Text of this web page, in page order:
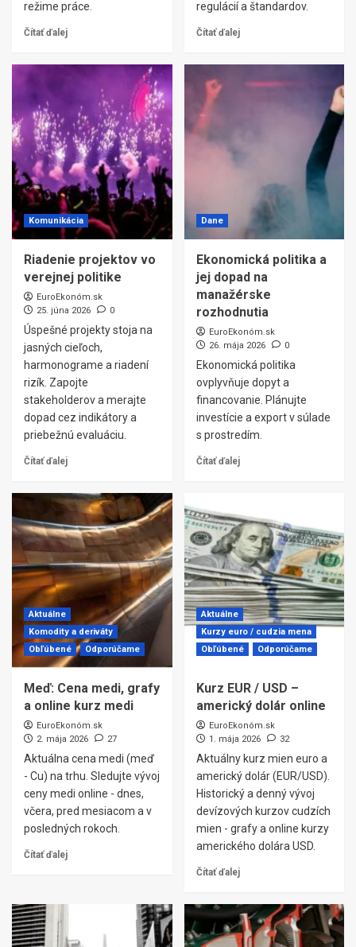
režime práce.
Čítať ďalej
regulácií a štandardov.
Čítať ďalej
Komunikácia
Riadenie projektov vo
verejnej politike
EuroEkonóm.sk
25. júna 2026
0
Úspešné projekty stoja na
jasných cieľoch,
harmonograme a riadení
rizík. Zapojte
stakeholderov a merajte
dopad cez indikátory a
priebežnú evaluáciu.
Čítať ďalej
Dane
Ekonomická politika a
jej dopad na
manažérske
rozhodnutia
EuroEkonóm.sk
26. mája 2026
0
Ekonomická politika
ovplyvňuje dopyt a
financovanie. Plánujte
investície a export v súlade
s prostredím.
Čítať ďalej
Aktuálne
Komodity a deriváty
Obľúbené
Odporúčame
Meď: Cena medi, grafy
a online kurz medi
EuroEkonóm.sk
2. mája 2026
27
Aktuálna cena medi (meď
- Cu) na trhu. Sledujte vývoj
ceny medi online - dnes,
včera, pred mesiacom a v
posledných rokoch.
Čítať ďalej
Aktuálne
Kurzy euro / cudzia mena
Obľúbené
Odporúčame
Kurz EUR / USD –
americký dolár online
EuroEkonóm.sk
1. mája 2026
32
Aktuálny kurz mien euro a
americký dolár (EUR/USD).
Historický a denný vývoj
devízových kurzov cudzích
mien - grafy a online kurzy
amerického dolára USD.
Čítať ďalej